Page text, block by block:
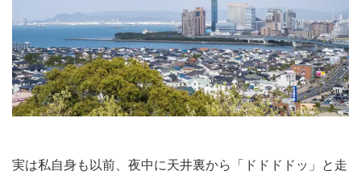
実は私自身も以前、夜中に天井裏から「ドドドドッ」と走